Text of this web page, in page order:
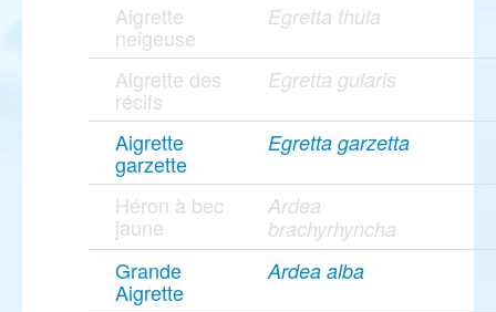
Aigrette
neigeuse
Egretta thula
Aigrette des
récifs
Egretta gularis
Aigrette
garzette
Egretta garzetta
Héron à bec
jaune
Ardea
brachyrhyncha
Grande
Aigrette
Ardea alba